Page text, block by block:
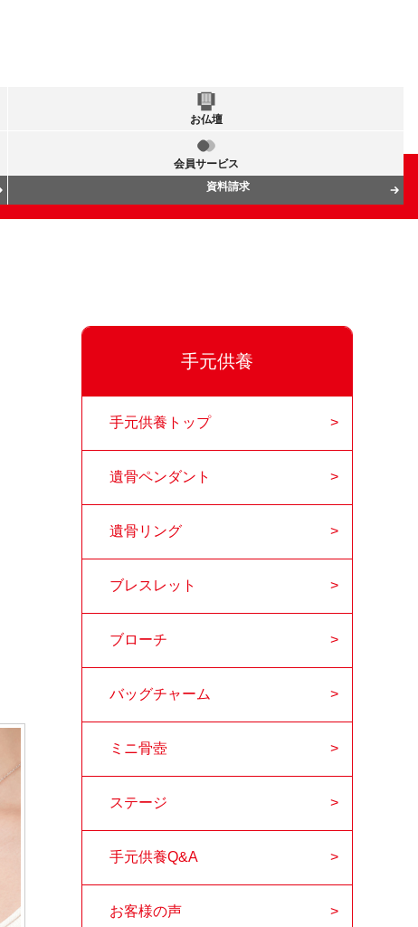
お仏壇
会員サービス
資料請求
手元供養
手元供養トップ
遺骨ペンダント
遺骨リング
ブレスレット
ブローチ
バッグチャーム
ミニ骨壺
ステージ
手元供養Q&A
お客様の声